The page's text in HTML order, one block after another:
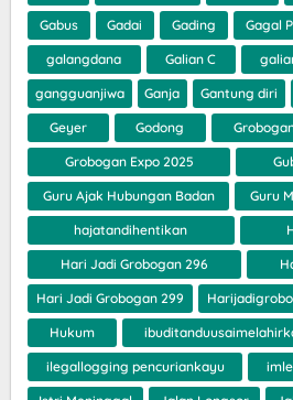
Gabus Gadai Gading Gagal
galangdana Galian C
gangguanjiwa Ganja Gantung diri
Geyer Godong
Grobogan Expo 2025
Guru Ajak Hubungan Badan Guru
hajatandihentikan
Hari Jadi Grobogan 296
Hari Jadi Grobogan 299
Hukum
ilegallogging pencuriankayu